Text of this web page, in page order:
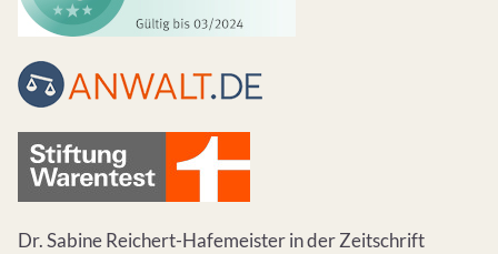
Dr. Sabine Reichert-Hafemeister in der Zeitschrift